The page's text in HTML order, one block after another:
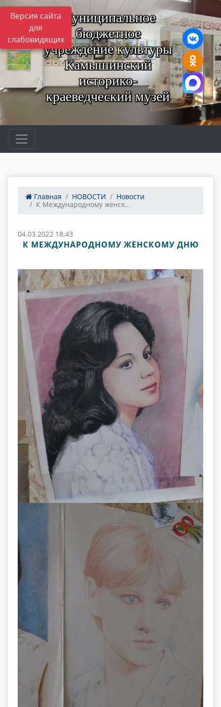
Версия сайта
для
слабовидящих
Муниципальное
бюджетное
учреждение культуры
Камышинский
историко-
краеведческий музей
Главная НОВОСТИ
Новости
К Международному женск...
04.03.2022 18:43
К МЕЖДУНАРОДНОМУ ЖЕНСКОМУ ДНЮ